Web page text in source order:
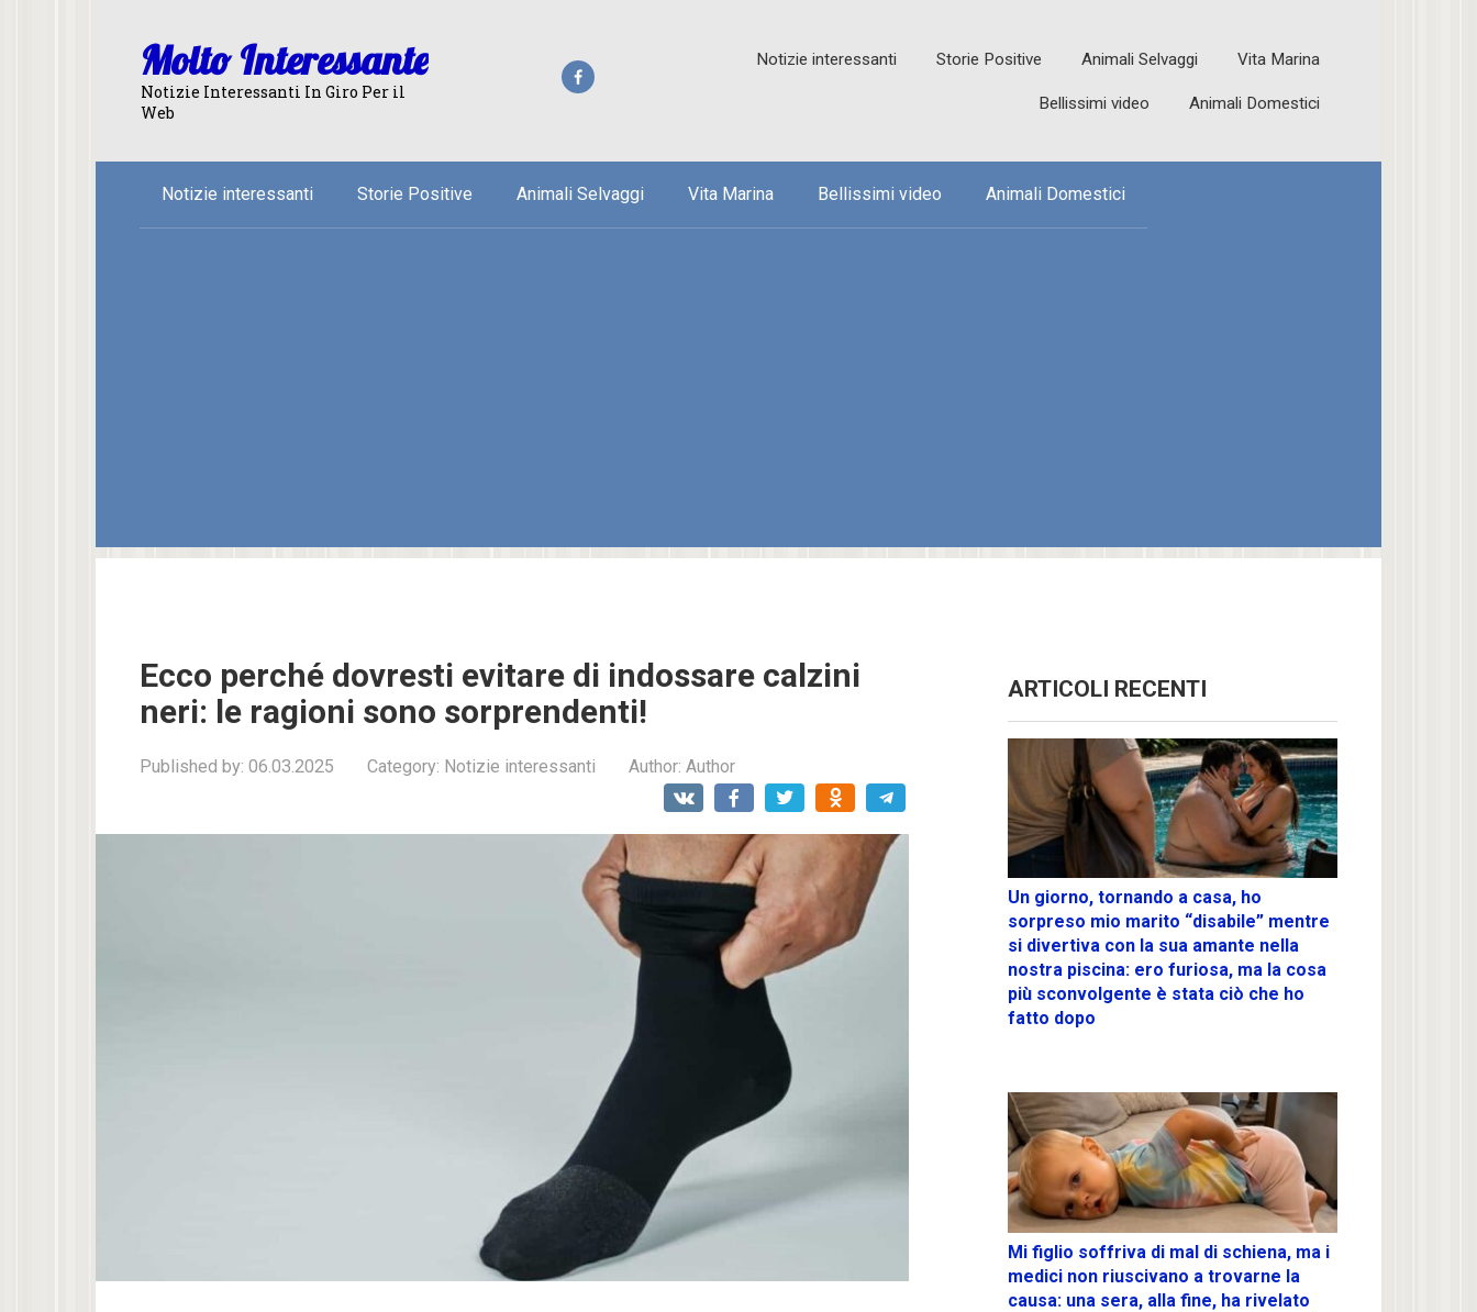
Molto Interessante
Notizie Interessanti In Giro Per il
Web
Notizie interessanti Storie Positive Animali Selvaggi Vita Marina
Bellissimi video Animali Domestici
Notizie interessanti Storie Positive Animali Selvaggi Vita Marina Bellissimi video Animali Domestici
Ecco perché dovresti evitare di indossare calzini
neri: le ragioni sono sorprendenti!
Published by: 06.03.2025 Category: Notizie interessanti Author: Author
ARTICOLI RECENTI
Un giorno, tornando a casa, ho
sorpreso mio marito “disabile” mentre
si divertiva con la sua amante nella
nostra piscina: ero furiosa, ma la cosa
più sconvolgente è stata ciò che ho
fatto dopo
Mi figlio soffriva di mal di schiena, ma i
medici non riuscivano a trovarne la
causa: una sera, alla fine, ha rivelato